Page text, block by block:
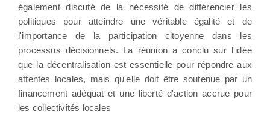
également discuté de la nécessité de différencier les
politiques pour atteindre une véritable égalité et de
l'importance de la participation citoyenne dans les
processus décisionnels. La réunion a conclu sur l'idée
que la décentralisation est essentielle pour répondre aux
attentes locales, mais qu'elle doit être soutenue par un
financement adéquat et une liberté d'action accrue pour
les collectivités locales